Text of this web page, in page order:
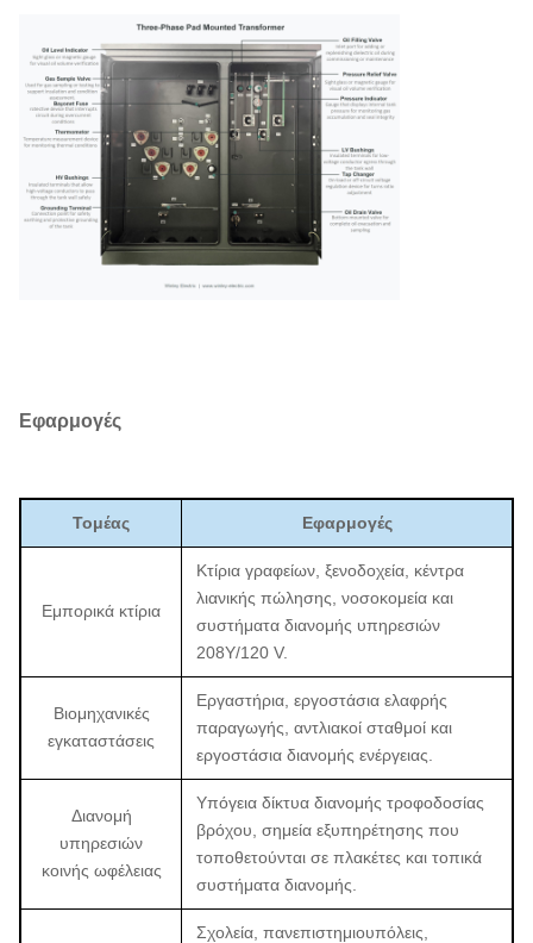
Εφαρμογές
Τομέας Εφαρμογές
Εμπορικά κτίρια
Κτίρια γραφείων, ξενοδοχεία, κέντρα
λιανικής πώλησης, νοσοκομεία και
συστήματα διανομής υπηρεσιών
208Y/120 V.
Βιομηχανικές
εγκαταστάσεις
Εργαστήρια, εργοστάσια ελαφρής
παραγωγής, αντλιακοί σταθμοί και
εργοστάσια διανομής ενέργειας.
Διανομή
υπηρεσιών
κοινής ωφέλειας
Υπόγεια δίκτυα διανομής τροφοδοσίας
βρόχου, σημεία εξυπηρέτησης που
τοποθετούνται σε πλακέτες και τοπικά
συστήματα διανομής.
Σχολεία, πανεπιστημιουπόλεις,